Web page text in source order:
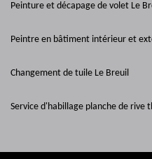
Peinture et décapage de volet Le
Peintre en bâtiment intérieur et
Changement de tuile Le Breuil
Service d'habillage planche de rive